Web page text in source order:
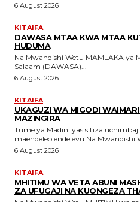
6 August 2026
KITAIFA
DAWASA MTAA KWA MTAA
HUDUMA
Na Mwandishi Wetu MAMLAKA ya Majisafi na Usafi wa Mazingira Dar es
Salaam (DAWASA)...
6 August 2026
KITAIFA
UKAGUZI WA MIGODI
MAZINGIRA
Tume ya Madini yasisitiza
maendeleo endelevu Na
6 August 2026
KITAIFA
MHITIMU WA VETA ABUNI
ZA UFUGAJI NA KUONGEZA